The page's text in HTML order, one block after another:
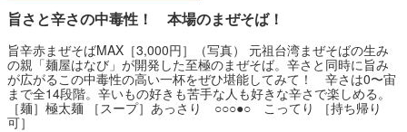
旨さと辛さの中毒性！ 本場のまぜそば！
旨辛赤まぜそばMAX［3,000円］（写真） 元祖台湾まぜそばの生み
の親「麺屋はなび」が開発した至極のまぜそば。辛さと同時に旨み
が広がるこの中毒性の高い一杯をぜひ堪能してみて！ 辛さは0〜宙
まで全14段階。辛いもの好きも苦手な人も好きな辛さで楽しめる。
［麺］極太麺 ［スープ］あっさり ○○○●○ こってり ［持ち帰り
可］